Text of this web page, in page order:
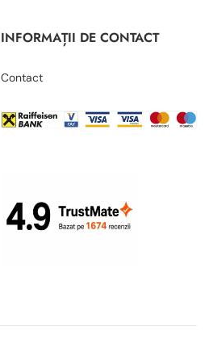
INFORMAȚII DE CONTACT
Contact